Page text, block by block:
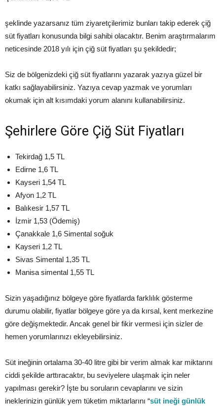
şeklinde yazarsanız tüm ziyaretçilerimiz bunları takip ederek çiğ
süt fiyatları konusunda bilgi sahibi olacaktır. Benim araştırmalarım
neticesinde 2018 yılı için çiğ süt fiyatları şu şekildedir;
Siz de bölgenizdeki çiğ süt fiyatlarını yazarak yazıya güzel bir
katkı sağlayabilirsiniz. Yazıya cevap yazmak ve yorumları
okumak için alt kısımdaki yorum alanını kullanabilirsiniz.
Şehirlere Göre Çiğ Süt Fiyatları
Tekirdağ 1,5 TL
Edirne 1,6 TL
Kayseri 1,54 TL
Afyon 1,2 TL
Balıkesir 1,57 TL
İzmir 1,53 (Ödemiş)
Çanakkale 1,6 Simental soğuk
Kayseri 1,2 TL
Sivas Simental 1,35 TL
Manisa simental 1,55 TL
Sizin yaşadığınız bölgeye göre fiyatlarda farklılık gösterme
durumu olabilir, fiyatlar bölgeye göre ya da kırsal, kent merkezine
göre değişmektedir. Ancak genel bir fikir vermesi için sizler de
hemen yorumlarınızı ekleyebilirsiniz.
Süt ineğinin ortalama 30-40 litre gibi bir verim almak kar miktarını
ciddi şekilde arttıracaktır, bu seviyelere ulaşmak için neler
yapılması gerekir? İşte bu soruların cevaplarını ve sizin
ineklerinizin günlük yem tüketim miktarlarını “süt ineği günlük